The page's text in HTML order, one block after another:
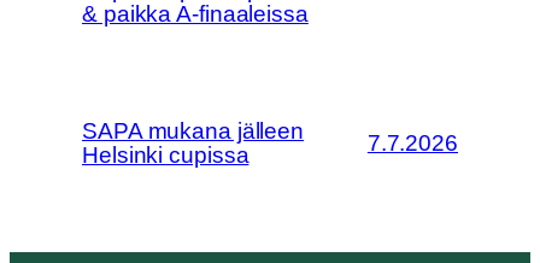
& paikka A-finaaleissa
SAPA mukana jälleen
Helsinki cupissa
7.7.2026